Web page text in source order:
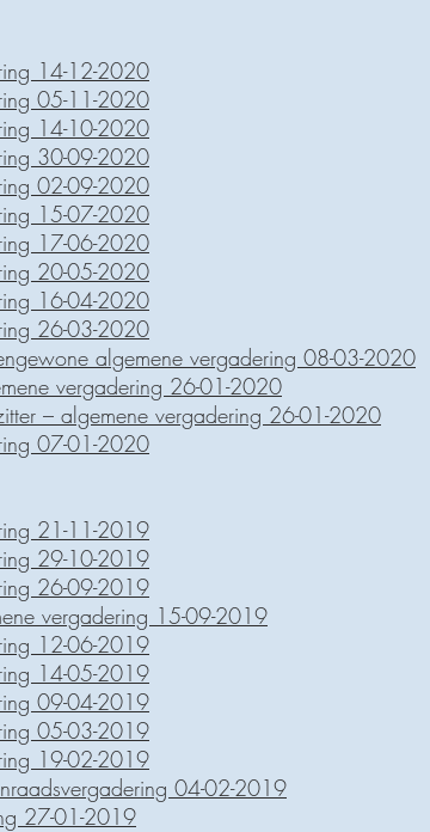
14-12-2020
05-11-2020
14-10-2020
30-09-2020
02-09-2020
15-07-2020
17-06-2020
20-05-2020
16-04-2020
26-03-2020
algemene vergadering 08-03-2020
vergadering 26-01-2020
– algemene vergadering 26-01-2020
07-01-2020
21-11-2019
29-10-2019
26-09-2019
vergadering 15-09-2019
12-06-2019
14-05-2019
09-04-2019
05-03-2019
19-02-2019
04-02-2019
27-01-2019